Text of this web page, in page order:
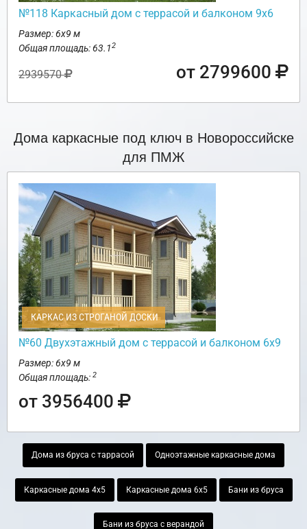
№118 Каркасный дом с террасой и балконом 9х6
Размер: 6х9 м
Общая площадь: 63.12
2939570 от 2799600
Дома каркасные под ключ в Новороссийске
для ПМЖ
КАРКАС ИЗ СТРОГАНОЙ ДОСКИ
№60 Двухэтажный дом с террасой и балконом 6х9
Размер: 6х9 м
Общая площадь: 2
от 3956400
Дома из бруса с таррасой Одноэтажные каркасные дома
Каркасные дома 4х5 Каркасные дома 6х5 Бани из бруса
Бани из бруса с верандой